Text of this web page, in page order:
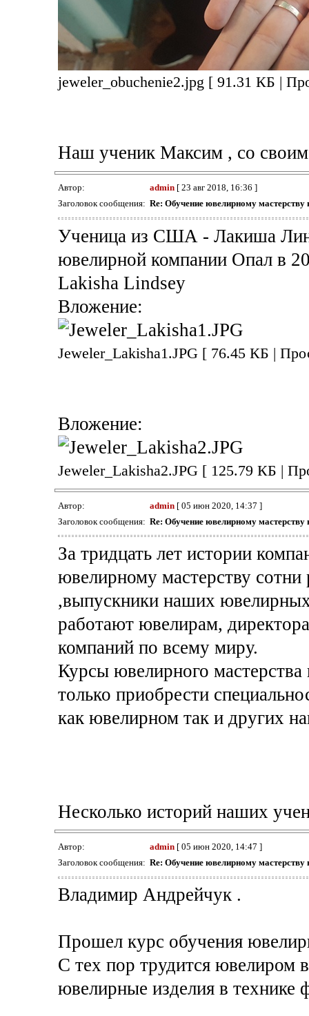
jeweler_obuchenie2.jpg [ 91.31 КБ |
Наш ученик Максим , со своим
Автор: admin[ 23 авг 2018, 16:36 ]
Заголовок сообщения: Re: Обучение ювелирному мастерству
Ученица из США - Лакиша
ювелирной компании Опал в
Lakisha Lindsey
Вложение:
Jeweler_Lakisha1.JPG [ 76.45 КБ |
Вложение:
Jeweler_Lakisha2.JPG [ 125.79 КБ |
Автор: admin[ 05 июн 2020, 14:37 ]
Заголовок сообщения: Re: Обучение ювелирному мастерству
За тридцать лет истории
ювелирному мастерству сотни
,выпускники наших
работают ювелирам,
компаний по всему миру.
Курсы ювелирного
только приобрести
как ювелирном так и других
Несколько историй наших
Автор: admin[ 05 июн 2020, 14:47 ]
Заголовок сообщения: Re: Обучение ювелирному мастерству
Владимир Андрейчук .
Прошел курс обучения
С тех пор трудится ювелиром
ювелирные изделия в технике